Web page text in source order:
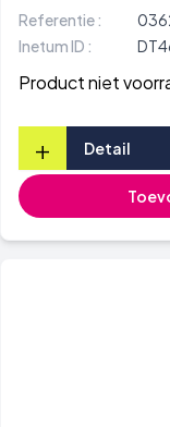
Referentie :
Inetum ID :
Product niet
+ Detail